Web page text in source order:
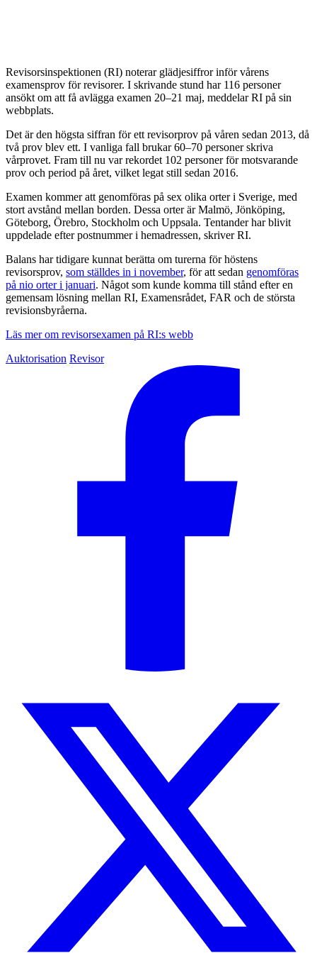
Revisorsinspektionen (RI) noterar glädjesiffror inför vårens
examensprov för revisorer. I skrivande stund har 116 personer
ansökt om att få avlägga examen 20–21 maj, meddelar RI på sin
webbplats.
Det är den högsta siffran för ett revisorprov på våren sedan 2013, då
två prov blev ett. I vanliga fall brukar 60–70 personer skriva
vårprovet. Fram till nu var rekordet 102 personer för motsvarande
prov och period på året, vilket legat still sedan 2016.
Examen kommer att genomföras på sex olika orter i Sverige, med
stort avstånd mellan borden. Dessa orter är Malmö, Jönköping,
Göteborg, Örebro, Stockholm och Uppsala. Tentander har blivit
uppdelade efter postnummer i hemadressen, skriver RI.
Balans har tidigare kunnat berätta om turerna för höstens
revisorsprov, som ställdes in i november, för att sedan genomföras
på nio orter i januari. Något som kunde komma till stånd efter en
gemensam lösning mellan RI, Examensrådet, FAR och de största
revisionsbyråerna.
Läs mer om revisorsexamen på RI:s webb
Auktorisation Revisor